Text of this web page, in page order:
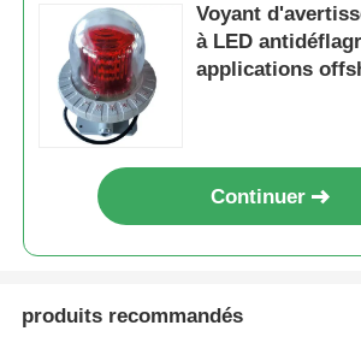
alarme antidéflagrante
Alarme d'alerte d'urgence
Voyant